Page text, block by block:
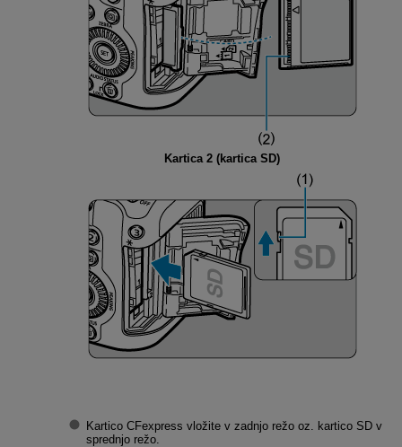
Kartica 2 (kartica SD)
Kartico CFexpress vložite v zadnjo režo oz. kartico SD v
sprednjo režo.